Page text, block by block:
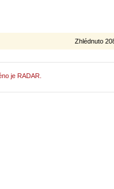
Zhlédnuto
je RADAR.